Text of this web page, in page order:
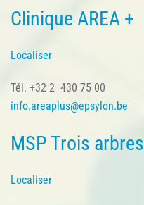
Clinique AREA +
Localiser
Tél. +32 2 430 75 00
info.areaplus@epsylon.be
MSP Trois arbres
Localiser